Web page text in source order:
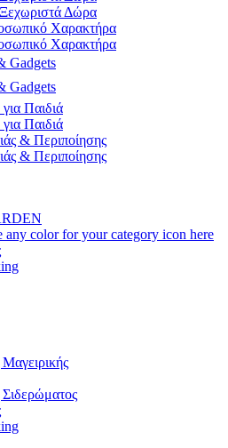
Δώρα
Χαρακτήρα
Χαρακτήρα
Gadgets
Gadgets
Παιδιά
Παιδιά
& Περιποίησης
& Περιποίησης
any color for your category icon here